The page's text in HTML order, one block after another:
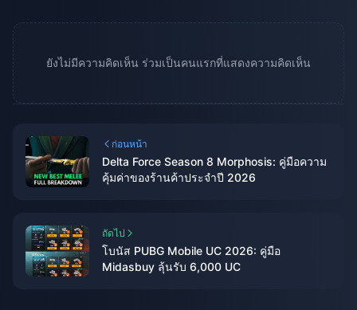
ยังไม่มีความคิดเห็น ร่วมเป็นคนแรกที่แสดงความคิดเห็น
ก่อนหน้า
Delta Force Season 8 Morphosis: คู่มือความ
คุ้มค่าของร้านค้าประจำปี 2026
ถัดไป
โบนัส PUBG Mobile UC 2026: คู่มือ
Midasbuy ลุ้นรับ 6,000 UC